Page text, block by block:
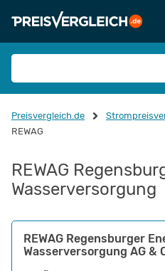
Preisvergleich.de
REWAG
REWAG
Wasserversorgung
REWAG Regensburger
Wasserversorgung AG &